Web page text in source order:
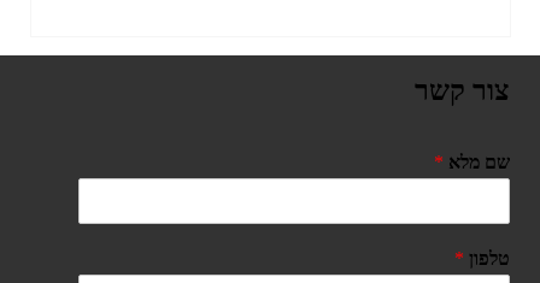
צור קשר
שם מלא *
טלפון *